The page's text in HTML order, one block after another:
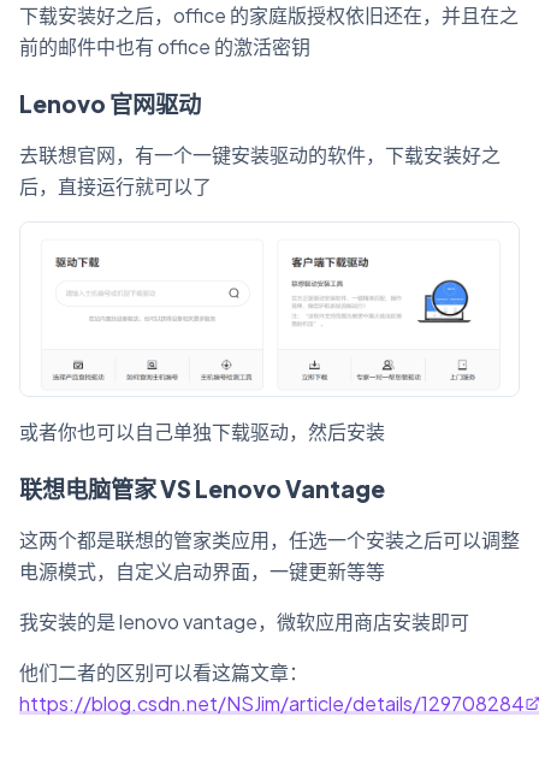
下载安装好之后，office 的家庭版授权依旧还在，并且在之
前的邮件中也有 office 的激活密钥
Lenovo 官网驱动
去联想官网，有一个一键安装驱动的软件，下载安装好之
后，直接运行就可以了
或者你也可以自己单独下载驱动，然后安装
联想电脑管家 VS Lenovo Vantage
这两个都是联想的管家类应用，任选一个安装之后可以调整
电源模式，自定义启动界面，一键更新等等
我安装的是 lenovo vantage，微软应用商店安装即可
他们二者的区别可以看这篇文章：
https://blog.csdn.net/NSJim/article/details/129708284